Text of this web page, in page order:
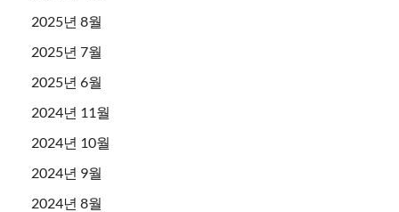
2025년 8월
2025년 7월
2025년 6월
2024년 11월
2024년 10월
2024년 9월
2024년 8월